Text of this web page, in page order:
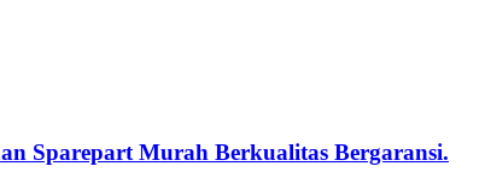
Sparepart Murah Berkualitas Bergaransi.